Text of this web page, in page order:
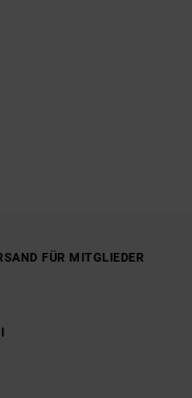
FÜR MITGLIEDER